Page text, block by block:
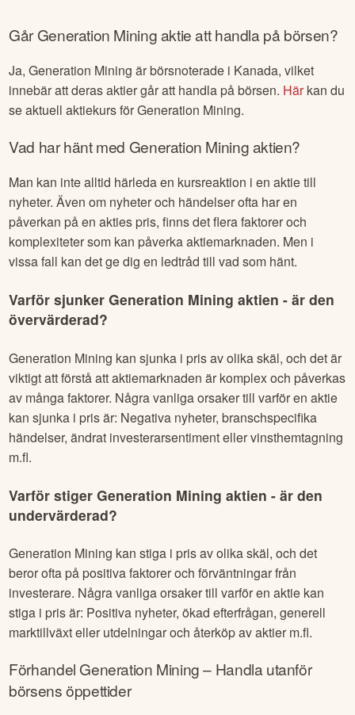
GårGeneration Miningaktie att handla på börsen?
Ja,Generation Mining är börsnoterade i Kanada, vilket
innebär att deras aktier går att handla på börsen. Härkan du
se aktuell aktiekurs förGeneration Mining.
Vad har hänt med Generation Miningaktien?
Man kan inte alltid härleda en kursreaktion i en aktie till
nyheter. Även om nyheter och händelser ofta har en
påverkan på en akties pris, finns det flera faktorer och
komplexiteter som kan påverka aktiemarknaden. Men i
vissa fall kan det ge dig en ledtråd till vad som hänt.
Varför sjunkerGeneration Mining aktien - är den
övervärderad?
Generation Mining kan sjunka i pris av olika skäl, och det är
viktigt att förstå att aktiemarknaden är komplex och påverkas
av många faktorer. Några vanliga orsaker till varför en aktie
kan sjunka i pris är: Negativa nyheter, branschspecifika
händelser, ändrat investerarsentiment eller vinsthemtagning
m.fl.
Varför stigerGeneration Mining aktien - är den
undervärderad?
Generation Mining kan stiga i pris av olika skäl, och det
beror ofta på positiva faktorer och förväntningar från
investerare. Några vanliga orsaker till varför en aktie kan
stiga i pris är: Positiva nyheter, ökad efterfrågan, generell
marktillväxt eller utdelningar och återköp av aktier m.fl.
Förhandel Generation Mining– Handla utanför
börsens öppettider